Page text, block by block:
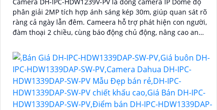
phân giải 2MP tích hợp ánh sáng kép 30m, giúp quan sát rõ
ràng cả ngày lẫn đêm. Cameera hỗ trợ phát hiện con người,
đàm thoại 2 chiều, cùng báo động chủ động, nâng cao an